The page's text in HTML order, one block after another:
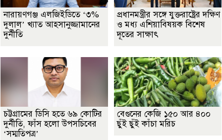
নারায়ণগঞ্জ এলজিইডিতে ‘৩%
দুলাল’ খ্যাত আহসানুজ্জামানের
দুর্নীতি
প্রধানমন্ত্রীর সঙ্গে যুক্তরাষ্ট্রের দক্ষিণ
ও মধ্য এশিয়াবিষয়ক বিশেষ
দূতের সাক্ষাৎ
চট্টগ্রামের ডিসি হতে ৬৯ কোটির
দুর্নীতি, ফাঁস হলো উপসচিবের
‘সম্মতিপত্র’
বেগুনের কেজি ১৫০ আর ৪০০
ছুঁই ছুঁই কাঁচা মরিচ